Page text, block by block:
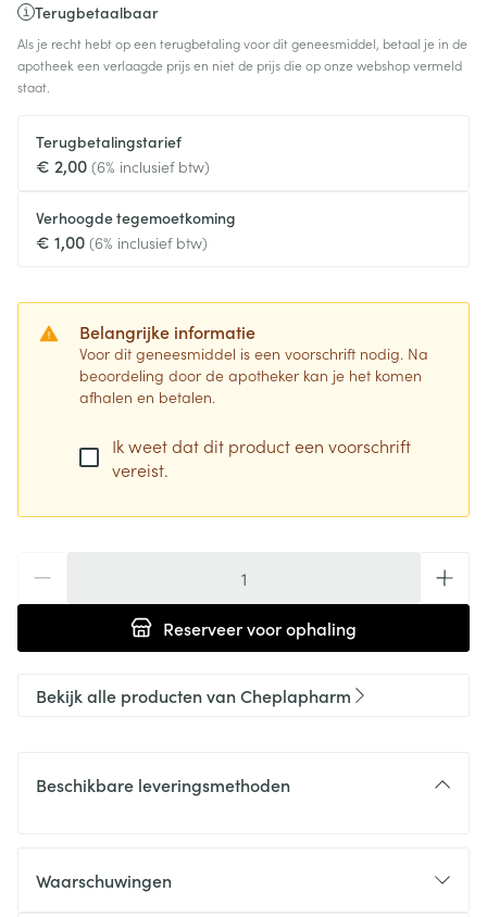
Terugbetaalbaar
Als je recht hebt op een terugbetaling voor dit geneesmiddel, betaal je in de
apotheek een verlaagde prijs en niet de prijs die op onze webshop vermeld
staat.
Terugbetalingstarief
€ 2,00 (6% inclusief btw)
Verhoogde tegemoetkoming
€ 1,00 (6% inclusief btw)
Belangrijke informatie
Voor dit geneesmiddel is een voorschrift nodig. Na
beoordeling door de apotheker kan je het komen
afhalen en betalen.
Ik weet dat dit product een voorschrift
vereist.
Reserveervoor ophaling
Bekijk alle producten van Cheplapharm
Beschikbare leveringsmethoden
Waarschuwingen